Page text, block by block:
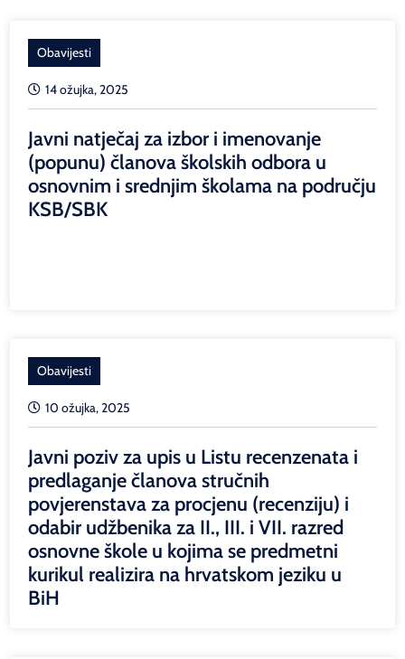
Obavijesti
14 ožujka, 2025
Javni natječaj za izbor i imenovanje
(popunu) članova školskih odbora u
osnovnim i srednjim školama na području
KSB/SBK
Obavijesti
10 ožujka, 2025
Javni poziv za upis u Listu recenzenata i
predlaganje članova stručnih
povjerenstava za procjenu (recenziju) i
odabir udžbenika za II., III. i VII. razred
osnovne škole u kojima se predmetni
kurikul realizira na hrvatskom jeziku u
BiH